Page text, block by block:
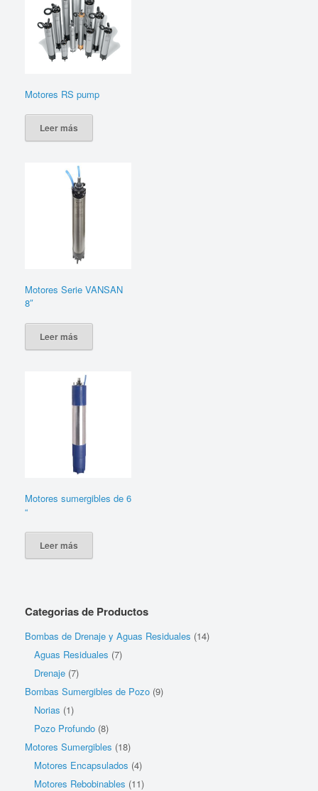
Motores RS pump
Leer más
Motores Serie VANSAN
8″
Leer más
Motores sumergibles de 6
“
Leer más
Categorias de Productos
Bombas de Drenaje y Aguas Residuales (14)
Aguas Residuales (7)
Drenaje (7)
Bombas Sumergibles de Pozo (9)
Norias (1)
Pozo Profundo (8)
Motores Sumergibles (18)
Motores Encapsulados (4)
Motores Rebobinables (11)